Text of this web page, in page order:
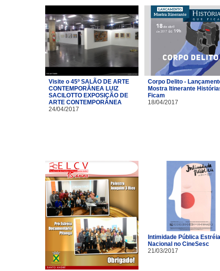
Visite o 45º SALÃO DE ARTE
CONTEMPORÂNEA LUIZ
SACILOTTO EXPOSIÇÃO DE
ARTE CONTEMPORÂNEA
24/04/2017
Corpo Delito -
Mostra Itinerante
Ficam
18/04/2017
Intimidade Pública Estréia
Nacional no CineSesc
21/03/2017